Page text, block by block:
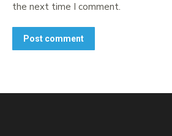
the next time I comment.
Post comment